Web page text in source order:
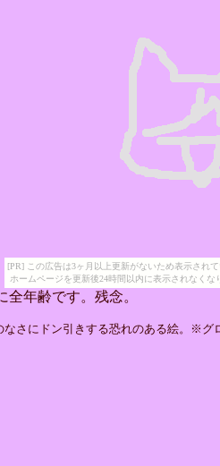
[PR] この広告は3ヶ月以上更新がないため表示されて
ホームページを更新後24時間以内に表示されなくな
年齢です。残念。
にドン引きする恐れのある絵。※グ